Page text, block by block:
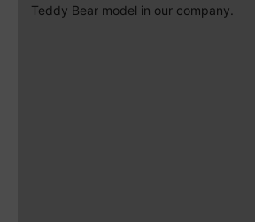
Teddy Bear model in our company.